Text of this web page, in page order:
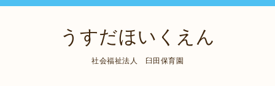
うすだほいくえん
社会福祉法人 臼田保育園